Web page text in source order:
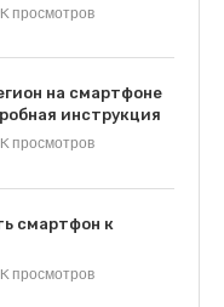
просмотров
на смартфоне
инструкция
просмотров
смартфон к
просмотров